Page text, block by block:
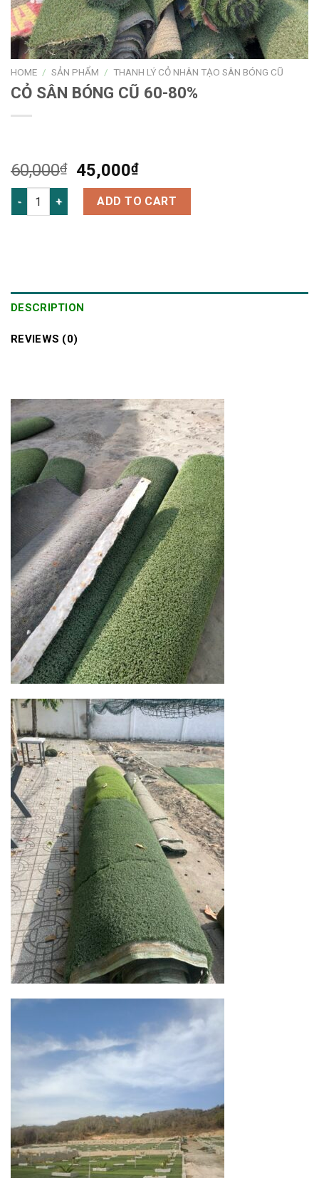
HOME / SẢN PHẨM / THANH LÝ CỎ NHÂN TẠO SÂN BÓNG CŨ
CỎ SÂN BÓNG CŨ 60-80%
60,000₫ 45,000₫
CỎ SÂN BÓNG CŨ 60-80% quantity
ADD TO CART
DESCRIPTION
REVIEWS (0)